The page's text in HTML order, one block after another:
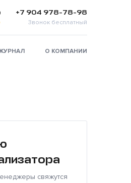
+7 904 978-78-98
Звонок бесплатный
О КОМПАНИИ
свяжутся